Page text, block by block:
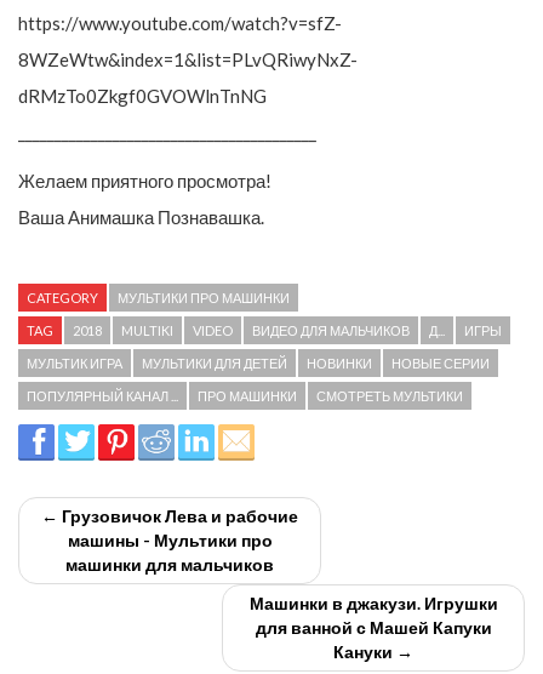
https://www.youtube.com/watch?v=sfZ-
8WZeWtw&index=1&list=PLvQRiwyNxZ-
dRMzTo0Zkgf0GVOWlnTnNG
Желаем приятного просмотра!
Ваша Анимашка Познавашка.
CATEGORY МУЛЬТИКИ ПРО МАШИНКИ
TAG 2018 MULTIKI VIDEO ВИДЕО ДЛЯ МАЛЬЧИКОВ Д... ИГРЫ
МУЛЬТИК ИГРА МУЛЬТИКИ ДЛЯ ДЕТЕЙ НОВИНКИ НОВЫЕ СЕРИИ
ПОПУЛЯРНЫЙ КАНАЛ ... ПРО МАШИНКИ СМОТРЕТЬ МУЛЬТИКИ
← Грузовичок Лева и рабочие
машины - Мультики про
машинки для мальчиков
Машинки в джакузи. Игрушки
для ванной с Машей Капуки
Кануки →